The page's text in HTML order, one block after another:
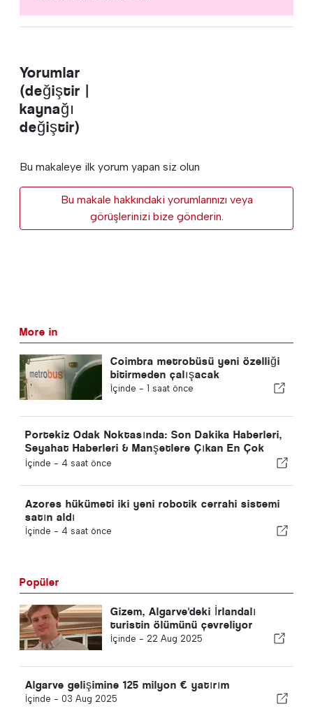
Yorumlar
(değiştir |
kaynağı
değiştir)
Bu makaleye ilk yorum yapan siz olun
Bu makale hakkındaki yorumlarınızı veya
görüşlerinizi bize gönderin.
More in
Coimbra metrobüsü yeni özelliği
bitirmeden çalışacak
İçinde - 1 saat önce
Portekiz Odak Noktasında: Son Dakika Haberleri,
Seyahat Haberleri & Manşetlere Çıkan En Çok
Olan Hikayeler
İçinde - 4 saat önce
Azores hükümeti iki yeni robotik cerrahi sistemi
satın aldı
İçinde - 4 saat önce
Popüler
Gizem, Algarve'deki İrlandalı
turistin ölümünü çevreliyor
İçinde - 22 Aug 2025
Algarve gelişimine 125 milyon € yatırım
İçinde - 03 Aug 2025